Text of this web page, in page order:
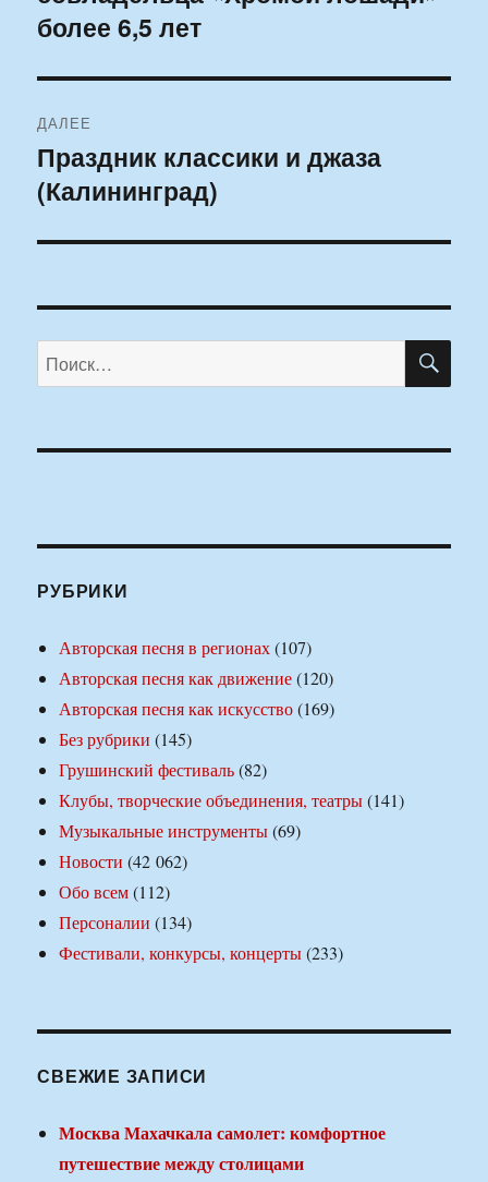
более 6,5 лет
ДАЛЕЕ
Следующая
запись:
Праздник классики и джаза
(Калининград)
Искать:
РУБРИКИ
Авторская песня в регионах(107)
Авторская песня как движение(120)
Авторская песня как искусство(169)
Без рубрики (145)
Грушинский фестиваль(82)
Клубы, творческие объединения, театры(141)
Музыкальные инструменты(69)
Новости (42 062)
Обо всем(112)
Персоналии (134)
Фестивали, конкурсы, концерты(233)
СВЕЖИЕ ЗАПИСИ
Москва Махачкала самолет: комфортное
путешествие между столицами